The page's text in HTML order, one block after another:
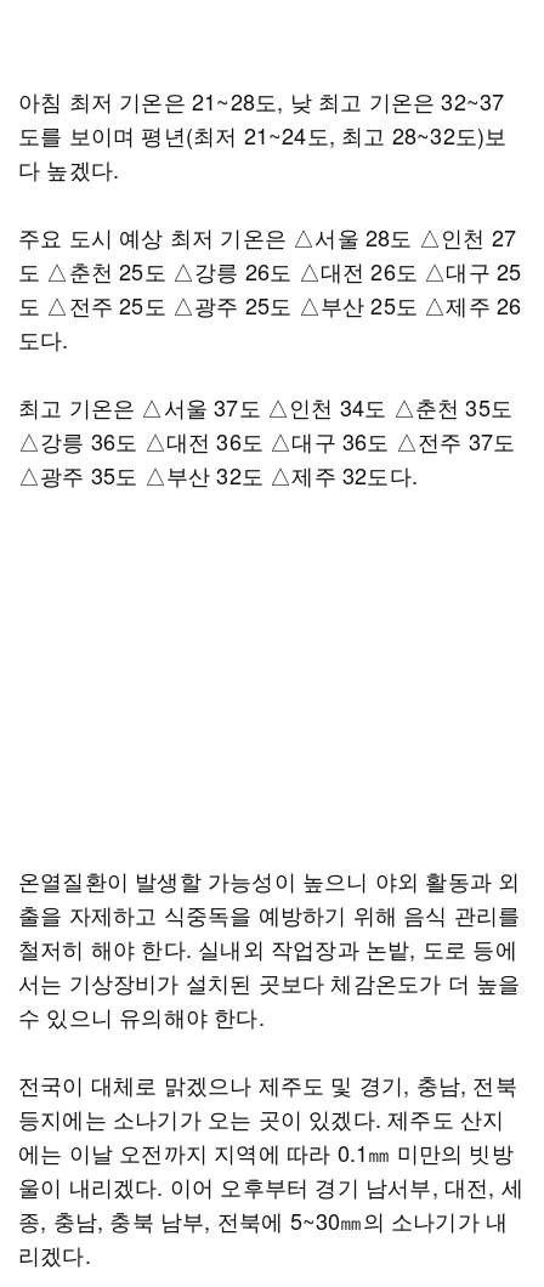
아침 최저 기온은 21~28도, 낮 최고 기온은 32~37
도를 보이며 평년(최저 21~24도, 최고 28~32도)보
다 높겠다.
주요 도시 예상 최저 기온은 △서울 28도 △인천 27
도 △춘천 25도 △강릉 26도 △대전 26도 △대구 25
도 △전주 25도 △광주 25도 △부산 25도 △제주 26
도다.
최고 기온은 △서울 37도 △인천 34도 △춘천 35도
△강릉 36도 △대전 36도 △대구 36도 △전주 37도
△광주 35도 △부산 32도 △제주 32도다.
온열질환이 발생할 가능성이 높으니 야외 활동과 외
출을 자제하고 식중독을 예방하기 위해 음식 관리를
철저히 해야 한다. 실내외 작업장과 논밭, 도로 등에
서는 기상장비가 설치된 곳보다 체감온도가 더 높을
수 있으니 유의해야 한다.
전국이 대체로 맑겠으나 제주도 및 경기, 충남, 전북
등지에는 소나기가 오는 곳이 있겠다. 제주도 산지
에는 이날 오전까지 지역에 따라 0.1㎜ 미만의 빗방
울이 내리겠다. 이어 오후부터 경기 남서부, 대전, 세
종, 충남, 충북 남부, 전북에 5~30㎜의 소나기가 내
리겠다.